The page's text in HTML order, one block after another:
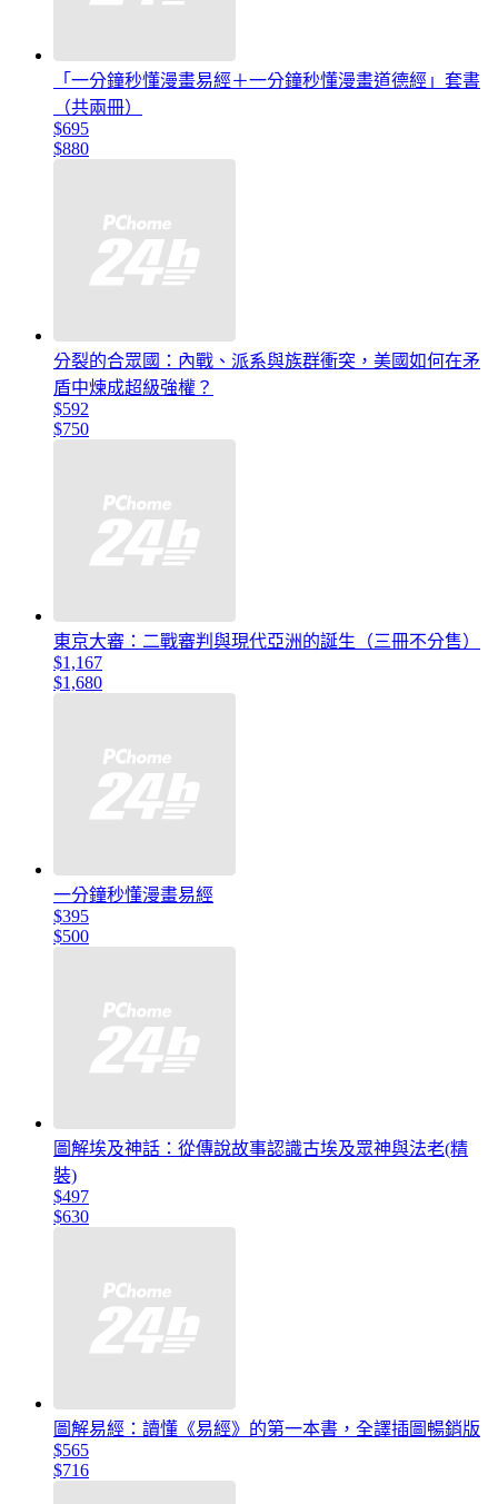
「一分鐘秒懂漫畫易經＋一分鐘秒懂漫畫道德經」套書
（共兩冊）
$695
$880
分裂的合眾國：內戰、派系與族群衝突，美國如何在矛
盾中煉成超級強權？
$592
$750
東京大審：二戰審判與現代亞洲的誕生（三冊不分售）
$1,167
$1,680
一分鐘秒懂漫畫易經
$395
$500
圖解埃及神話：從傳說故事認識古埃及眾神與法老(精
裝)
$497
$630
圖解易經：讀懂《易經》的第一本書，全譯插圖暢銷版
$565
$716